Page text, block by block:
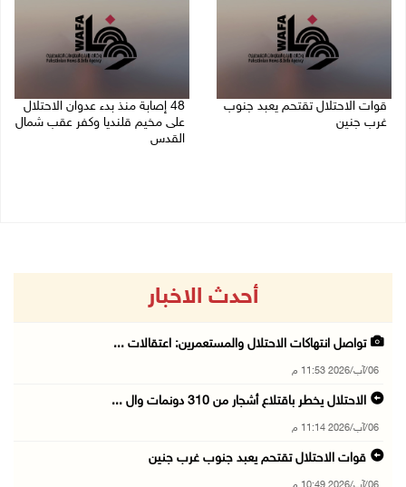
قوات الاحتلال تقتحم يعبد جنوب
غرب جنين
48 إصابة منذ بدء عدوان الاحتلال
على مخيم قلنديا وكفر عقب شمال
القدس
أحدث الاخبار
تواصل انتهاكات الاحتلال والمستعمرين: اعتقالات ...
06/آب/2026 11:53 م
الاحتلال يخطر باقتلاع أشجار من 310 دونمات وال ...
06/آب/2026 11:14 م
قوات الاحتلال تقتحم يعبد جنوب غرب جنين